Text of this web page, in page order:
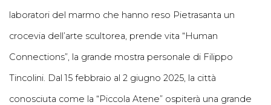
laboratori del marmo che hanno reso Pietrasanta un
crocevia dell’arte scultorea, prende vita “Human
Connections”, la grande mostra personale di Filippo
Tincolini. Dal 15 febbraio al 2 giugno 2025, la città
conosciuta come la “Piccola Atene” ospiterà una grande